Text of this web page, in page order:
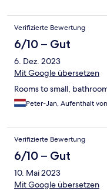
Verifizierte Bewertung
6/10 – Gut
6. Dez. 2023
Mit Google übersetzen
Rooms to small,
Peter-Jan, Aufenthalt
Verifizierte Bewertung
6/10 – Gut
10. Mai 2023
Mit Google übersetzen